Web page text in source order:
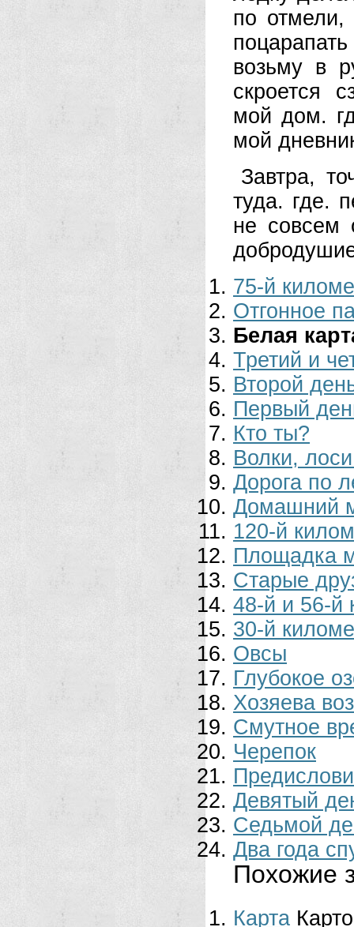
по отмели,
возьму в
скроется
мой дом.
мой
Завтра,
туда. где.
не совсем
75-й
Отгонное
Белая
Третий и
Второй
Первый
Кто ты?
Волки,
Дорога по
Домашний
120-й
Площадка
Старые
48-й и 56-й
30-й
Овсы
Глубокое
Хозяева
Смутное
Черепoк
Девятый
Седьмой
Два года
Похожие
Карта